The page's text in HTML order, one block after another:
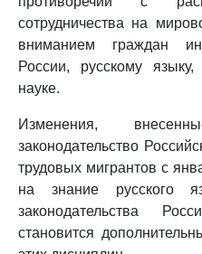
сотрудничества на
вниманием граждан
России, русскому
науке.
Изменения,
законодательство
трудовых мигрантов с
на знание русского
законодательства
становится